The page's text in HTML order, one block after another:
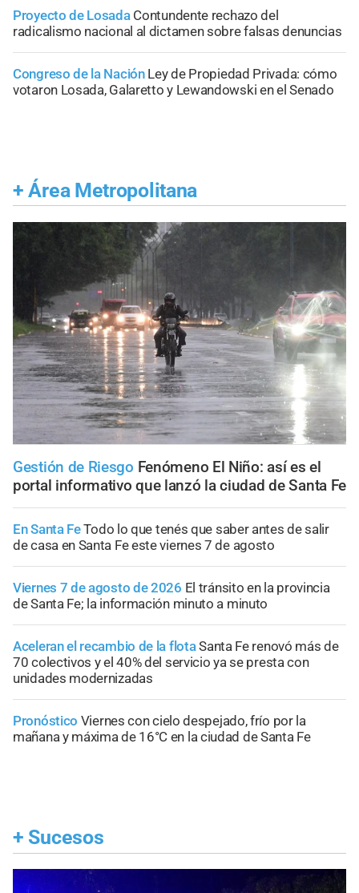
Proyecto de Losada Contundente rechazo del
radicalismo nacional al dictamen sobre falsas denuncias
Congreso de la Nación Ley de Propiedad Privada: cómo
votaron Losada, Galaretto y Lewandowski en el Senado
+ Área Metropolitana
Gestión de Riesgo Fenómeno El Niño: así es el
portal informativo que lanzó la ciudad de Santa Fe
En Santa FeTodo lo que tenés que saber antes de salir
de casa en Santa Fe este viernes 7 de agosto
Viernes 7 de agosto de 2026 El tránsito en la provincia
de Santa Fe; la información minuto a minuto
Aceleran el recambio de la flotaSanta Fe renovó más de
70 colectivos y el 40% del servicio ya se presta con
unidades modernizadas
Pronóstico Viernes con cielo despejado, frío por la
mañana y máxima de 16°C en la ciudad de Santa Fe
+ Sucesos